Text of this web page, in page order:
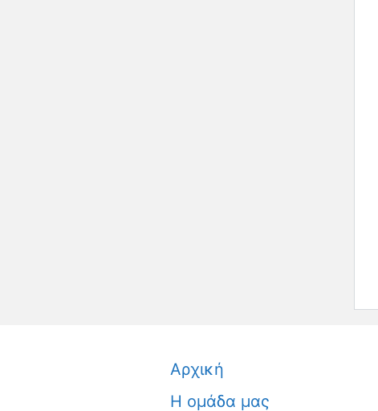
Αρχική
Η ομάδα μας